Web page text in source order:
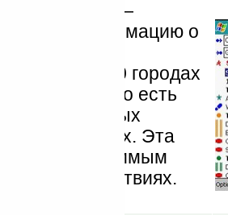
(бесплатная) —
информацию о
чем 350 городах
Также в Metro есть
всевозможных
аттракционах. Эта
незаменимым
путешествиях.